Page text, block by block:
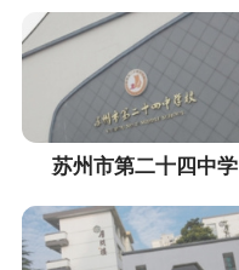
苏州市第二十四中学